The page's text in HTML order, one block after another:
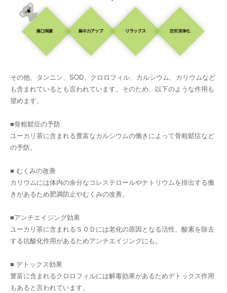
その他、タンニン、SOD、クロロフィル、カルシウム、カリウムなど
も含まれているとも言われています。そのため、以下のような作用も
望めます。
■骨粗鬆症の予防
ユーカリ茶に含まれる豊富なカルシウムの働きによって骨粗鬆症など
の予防。
■ むくみの改善
カリウムには体内の余分なコレステロールやナトリウムを排出する働
きがあるため肥満防止やむくみの改善。
■アンチエイジング効果
ユーカリ茶に含まれるＳＯＤには老化の原因となる活性、酸素を除去
する抗酸化作用があるためアンチエイジングにも。
■ デトックス効果
豊富に含まれるクロロフィルには解毒効果があるためデトックス作用
もあると言われています。